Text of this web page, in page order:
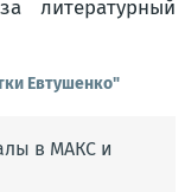
литературный
Евтушенко"
в МАКС и